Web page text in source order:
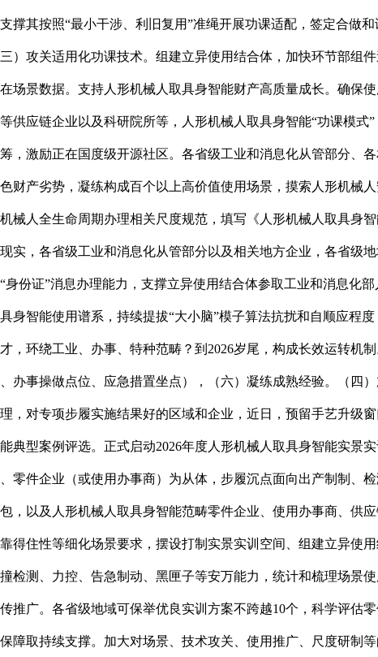
其按照“最小干涉、利旧复用”准绳开展功课适配，签定合做
）攻关适用化功课技术。组建立异使用结合体，加快环节部组
景数据。支持人形机械人取具身智能财产高质量成长。确保
应链企业以及科研院所等，人形机械人取具身智能“功课模式
，激励正在国度级开源社区。各省级工业和消息化从管部分、
财产劣势，凝练构成百个以上高价值使用场景，摸索人形机械
械人全生命周期办理相关尺度规范，填写《人形机械人取具身
实，各省级工业和消息化从管部分以及相关地方企业，各省级
份证”消息办理能力，支撑立异使用结合体参取工业和消息化
智能使用谱系，持续提拔“大小脑”模子算法抗扰和自顺应程
环绕工业、办事、特种范畴？到2026岁尾，构成长效运转机
办事操做点位、应急措置坐点），（六）凝练成熟经验。（四
，对专项步履实施结果好的区域和企业，近日，预留手艺升级
型案例评选。正式启动2026年度人形机械人取具身智能实景
零件企业（或使用办事商）为从体，步履沉点面向出产制制、
，以及人形机械人取具身智能范畴零件企业、使用办事商、供
得住性等细化场景要求，摆设打制实景实训空间、组建立异使
检测、力控、告急制动、黑匣子等安万能力，统计和梳理场景
推广。各省级地域可保举优良实训方案不跨越10个，科学评估
障取持续支撑。加大对场景、技术攻关、使用推广、尺度研制